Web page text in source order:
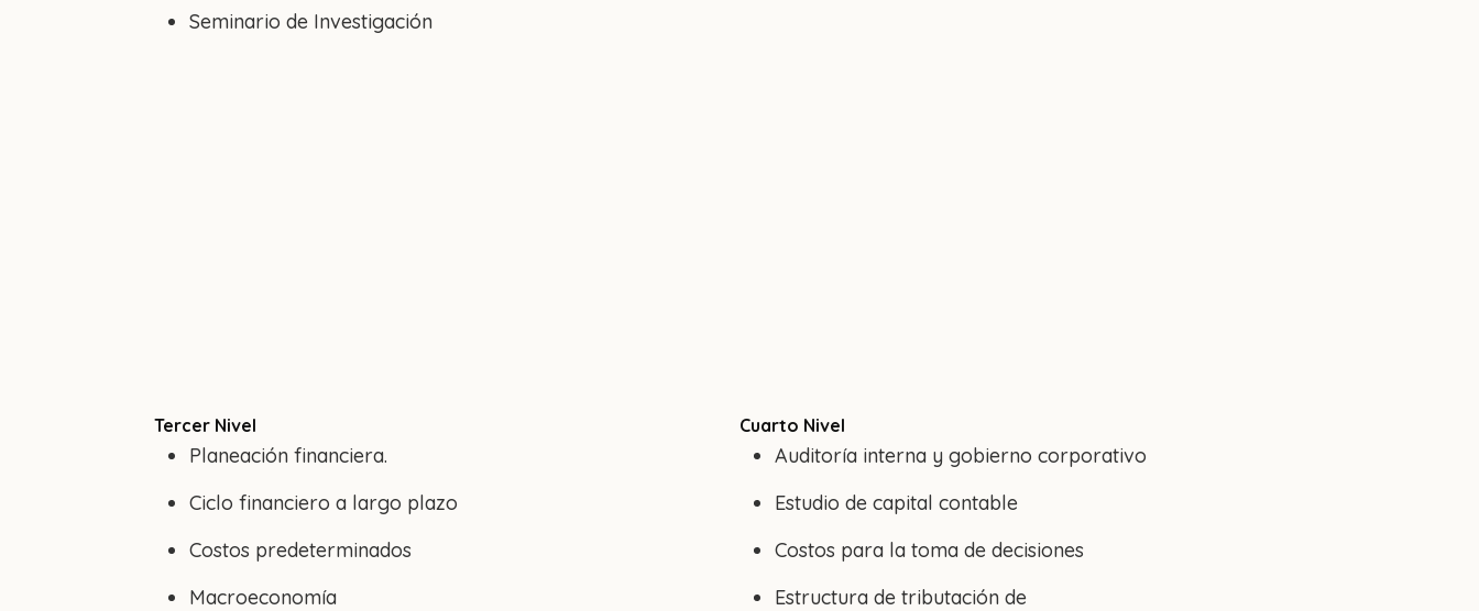
Seminario de Investigación
Tercer Nivel
Planeación financiera.
Ciclo financiero a largo plazo
Costos predeterminados
Macroeconomía
Cuarto Nivel
Auditoría interna y gobierno corporativo
Estudio de capital contable
Costos para la toma de decisiones
Estructura de tributación de